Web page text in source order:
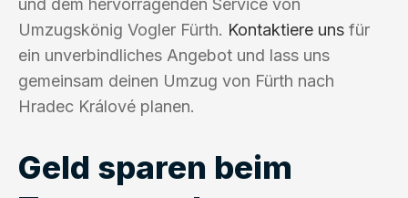
und dem hervorragenden Service von
Umzugskönig Vogler Fürth. Kontaktiere uns für
ein unverbindliches Angebot und lass uns
gemeinsam deinen Umzug von Fürth nach
Hradec Králové planen.
Geld sparen beim